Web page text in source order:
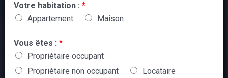
Votre habitation : *
Appartement
Maison
Vous êtes : *
Propriétaire occupant
Propriétaire non occupant
Locataire